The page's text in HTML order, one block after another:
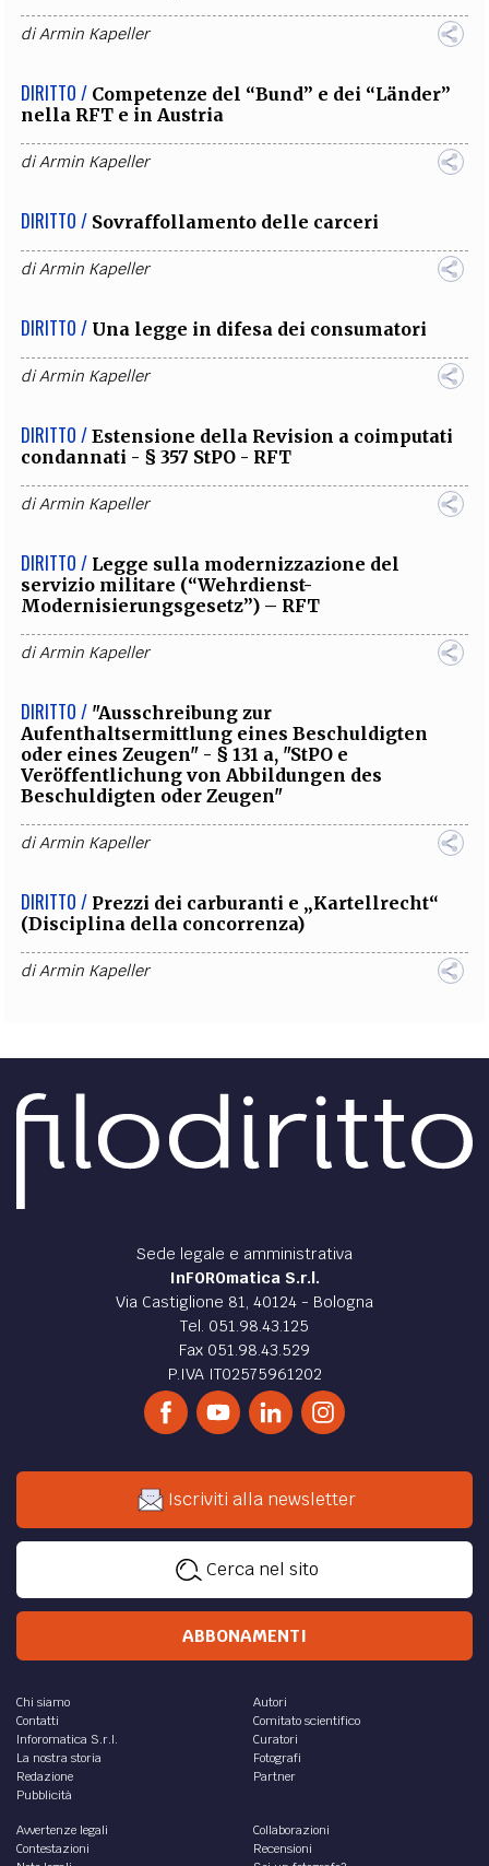
diArmin Kapeller
DIRITTO / Competenze del “Bund” e dei “Länder”
nella RFT e in Austria
diArmin Kapeller
DIRITTO / Sovraffollamento delle carceri
diArmin Kapeller
DIRITTO / Una legge in difesa dei consumatori
diArmin Kapeller
DIRITTO / Estensione della Revision a coimputati
condannati - § 357 StPO - RFT
diArmin Kapeller
DIRITTO / Legge sulla modernizzazione del
servizio militare (“Wehrdienst-
Modernisierungsgesetz”) – RFT
diArmin Kapeller
DIRITTO / "Ausschreibung zur
Aufenthaltsermittlung eines Beschuldigten
oder eines Zeugen" - § 131 a, "StPO e
Veröffentlichung von Abbildungen des
Beschuldigten oder Zeugen"
diArmin Kapeller
DIRITTO / Prezzi dei carburanti e „Kartellrecht“
(Disciplina della concorrenza)
diArmin Kapeller
Sede legale e amministrativa
InFOROmatica S.r.l.
Via Castiglione 81, 40124 - Bologna
Tel. 051.98.43.125
Fax 051.98.43.529
P.IVA IT02575961202
Iscriviti alla newsletter
Cerca nel sito
ABBONAMENTI
Chi siamo
Contatti
Inforomatica S.r.l.
La nostra storia
Redazione
Pubblicità
Autori
Comitato scientifico
Curatori
Fotografi
Partner
Avvertenze legali
Contestazioni
Collaborazioni
Recensioni